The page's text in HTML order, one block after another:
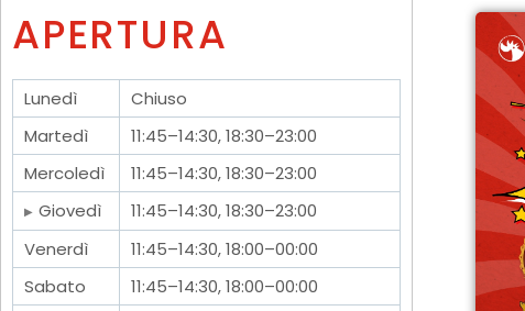
APERTURA
Lunedì
Chiuso
Martedì
11:45–14:30, 18:30–23:00
Mercoledì
11:45–14:30, 18:30–23:00
Giovedì
11:45–14:30, 18:30–23:00
Venerdì
11:45–14:30, 18:00–00:00
Sabato
11:45–14:30, 18:00–00:00